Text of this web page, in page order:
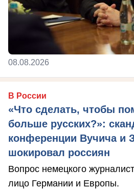
08.08.2026
В России
«Что сделать, чтобы
больше русских?»:
конференции Вучича и
шокировал россиян
Вопрос немецкого
лицо Германии и Европы.